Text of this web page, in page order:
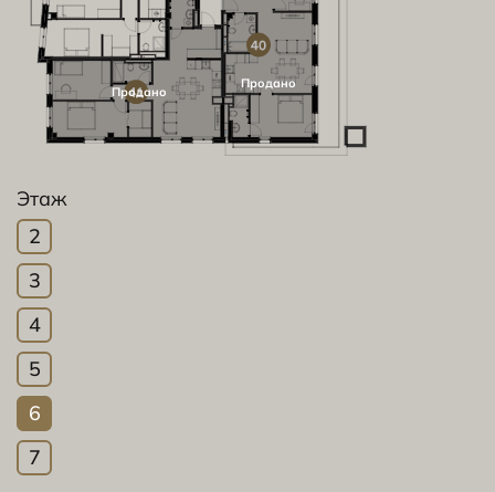
Продано
Продано
Этаж
2
3
4
5
6
7